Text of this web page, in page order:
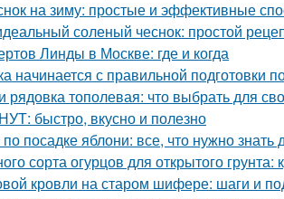
на зиму: простые и эффективные
соленый чеснок: простой
Линды в Москве: где и когда
начинается с правильной подготовки
рядовка тополевая: что выбрать для
быстро, вкусно и полезно
посадке яблони: все, что нужно
сорта огурцов для открытого грунта:
кровли на старом шифере: шаги и